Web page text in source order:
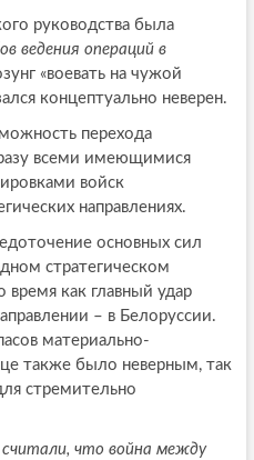
руководства была
ведения операций в
«воевать на чужой
концептуально неверен.
перехода
всеми имеющимися
войск
направлениях.
основных сил
стратегическом
время как главный удар
– в Белоруссии.
материально-
также было неверным, так
стремительно
что война между